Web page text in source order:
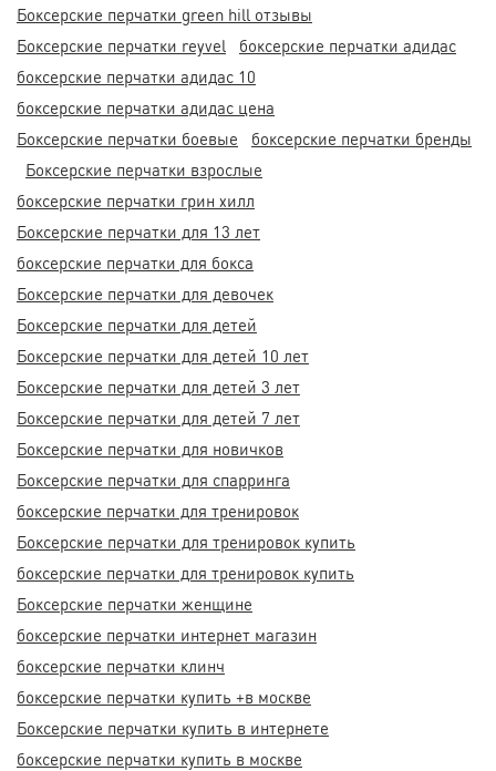
Боксерские перчатки green hill отзывы
Боксерские перчатки reyvel
боксерские перчатки адидас
боксерские перчатки адидас 10
боксерские перчатки адидас цена
Боксерские перчатки боевые
боксерские перчатки бренды
Боксерские перчатки взрослые
боксерские перчатки грин хилл
Боксерские перчатки для 13 лет
боксерские перчатки для бокса
Боксерские перчатки для девочек
Боксерские перчатки для детей
Боксерские перчатки для детей 10 лет
Боксерские перчатки для детей 3 лет
Боксерские перчатки для детей 7 лет
Боксерские перчатки для новичков
Боксерские перчатки для спарринга
боксерские перчатки для тренировок
Боксерские перчатки для тренировок купить
боксерские перчатки для тренировок купить
Боксерские перчатки женщине
боксерские перчатки интернет магазин
боксерские перчатки клинч
боксерские перчатки купить +в москве
Боксерские перчатки купить в интернете
боксерские перчатки купить в москве